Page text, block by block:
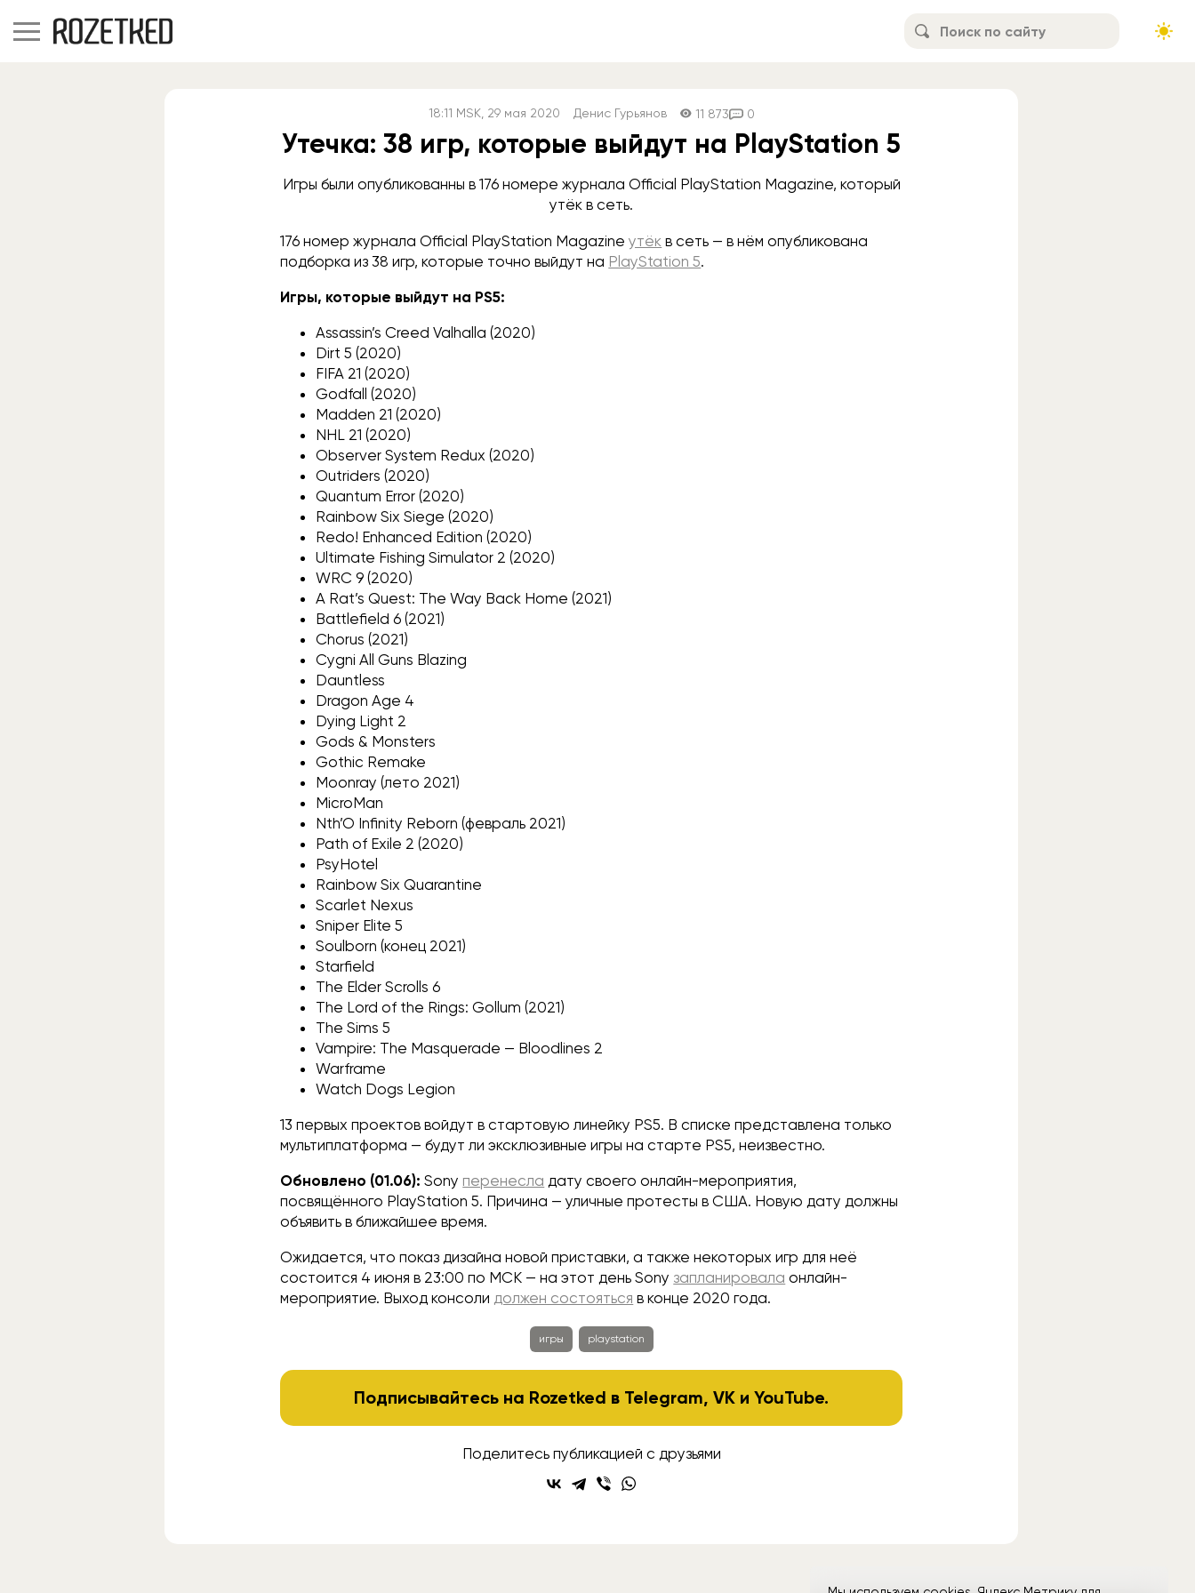
18:11 MSK, 29 мая 2020 Денис Гурьянов 11 873 0
Утечка: 38 игр, которые выйдут на PlayStation 5
Игры были опубликованны в 176 номере журнала Official PlayStation Magazine, который
утёк в сеть.
176 номер журнала Official PlayStation Magazineутёк в сеть — в нём опубликована
подборка из 38 игр, которые точно выйдут на PlayStation 5.
Игры, которые выйдут на PS5:
Assassin’s Creed Valhalla (2020)
Dirt 5 (2020)
FIFA 21 (2020)
Godfall (2020)
Madden 21 (2020)
NHL 21 (2020)
Observer System Redux (2020)
Outriders (2020)
Quantum Error (2020)
Rainbow Six Siege (2020)
Redo! Enhanced Edition (2020)
Ultimate Fishing Simulator 2 (2020)
WRC 9 (2020)
A Rat’s Quest: The Way Back Home (2021)
Battlefield 6 (2021)
Chorus (2021)
Cygni All Guns Blazing
Dauntless
Dragon Age 4
Dying Light 2
Gods & Monsters
Gothic Remake
Moonray (лето 2021)
MicroMan
Nth’O Infinity Reborn (февраль 2021)
Path of Exile 2 (2020)
PsyHotel
Rainbow Six Quarantine
Scarlet Nexus
Sniper Elite 5
Soulborn (конец 2021)
Starfield
The Elder Scrolls 6
The Lord of the Rings: Gollum (2021)
The Sims 5
Vampire: The Masquerade — Bloodlines 2
Warframe
Watch Dogs Legion
13 первых проектов войдут в стартовую линейку PS5. В списке представлена только
мультиплатформа — будут ли эксклюзивные игры на старте PS5, неизвестно.
Обновлено (01.06): Sony перенесла дату своего онлайн-мероприятия,
посвящённого PlayStation 5. Причина — уличные протесты в США. Новую дату должны
объявить в ближайшее время.
Ожидается, что показ дизайна новой приставки, а также некоторых игр для неё
соcтоится 4 июня в 23:00 по МСК — на этот день Sony запланировала онлайн-
мероприятие. Выход консоли должен состояться в конце 2020 года.
игры playstation
Подписывайтесь на Rozetked в Telegram,VK иYouTube.
Поделитесь публикацией с друзьями